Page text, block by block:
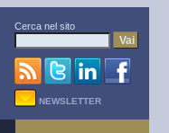
Cerca nel sito
Vai
NEWSLETTER